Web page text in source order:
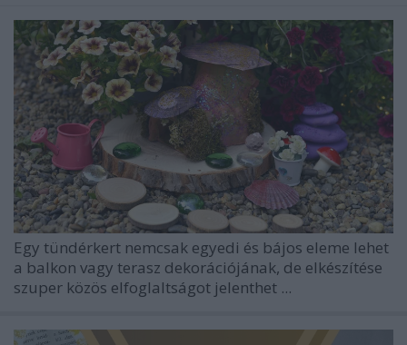
Egy tündérkert nemcsak egyedi és bájos eleme lehet
a balkon vagy terasz dekorációjának, de elkészítése
szuper közös elfoglaltságot jelenthet ...